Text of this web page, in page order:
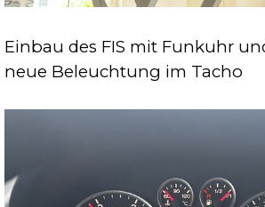
Einbau des FIS mit Funkuhr
neue Beleuchtung im Tacho